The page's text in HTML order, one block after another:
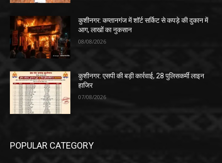
कुशीनगर: कप्तानगंज में शॉर्ट सर्किट से कपड़े की दुकान में
आग, लाखों का नुकसान
08/08/2026
कुशीनगर: एसपी की बड़ी कार्रवाई, 28 पुलिसकर्मी लाइन
हाजिर
07/08/2026
POPULAR CATEGORY